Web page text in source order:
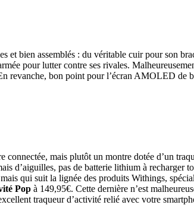
et bien assemblés : du véritable cuir pour son
pour lutter contre ses rivales.
revanche, bon point pour l’écran AMOLED
connectée, mais plutôt un montre dotée d’un
d’aiguilles, pas de batterie lithium à recharger
qui suit la lignée des produits Withings,
Pop à 149,95€. Cette dernière n’est
traqueur d’activité relié avec votre